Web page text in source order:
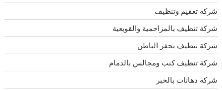
شركة تعقيم وتنظيف
شركة تنظيف بالمزاحمية والقويعية
شركة تنظيف بحفر الباطن
شركة تنظيف كنب ومجالس بالدمام
شركة دهانات بالخبر